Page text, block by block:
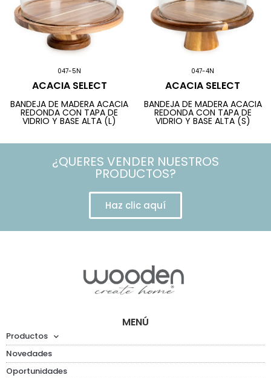
047-5N
ACACIA SELECT
BANDEJA DE MADERA ACACIA
REDONDA CON TAPA DE
VIDRIO Y BASE ALTA (L)
047-4N
ACACIA SELECT
BANDEJA DE MADERA ACACIA
REDONDA CON TAPA DE
VIDRIO Y BASE ALTA (S)
¿QUERES VENDER NUESTROS
PRODUCTOS?
Haz clic aquí
MENÚ
Productos
Novedades
Oportunidades